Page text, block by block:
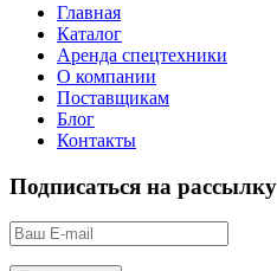
Главная
Каталог
Аренда спецтехники
О компании
Поставщикам
Блог
Контакты
Подписаться на рассылку